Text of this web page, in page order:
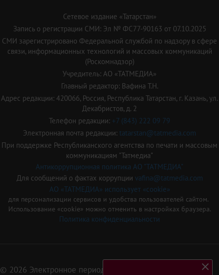
Сетевое издание «Татарстан»
Запись о регистрации СМИ: Эл № ФС77-90163 от 07.10.2025
СМИ зарегистрировано Федеральной службой по надзору в сфере
связи, информационных технологий и массовых коммуникаций
(Роскомнадзор)
Учредитель: АО «ТАТМЕДИА»
Главный редактор: Вафина Т.Н.
Адрес редакции: 420066, Россия, Республика Татарстан, г. Казань, ул.
Декабристов, д. 2
Телефон редакции: +7 (843) 222 09 79
Электронная почта редакции: tatarstan@tatmedia.com
При поддержке Республиканского агентства по печати и массовым
коммуникациям "Татмедиа"
Антикоррупционная политика АО "ТАТМЕДИА"
Для сообщений о фактах коррупции vafina@tatmedia.com
АО «ТАТМЕДИА» использует «cookie»
для персонализации сервисов и удобства пользователей сайтом.
Использование «cookie» можно отменить в настройках браузера.
Политика конфиденциальности
© 2026 Электронное периодическое издание «Татарстан»